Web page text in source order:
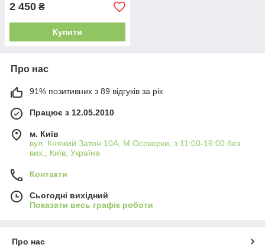
2 450 ₴
Купити
Про нас
91% позитивних з 89 відгуків за рік
Працює з 12.05.2010
м. Київ
вул. Княжий Затон 10А, М Осокорки, з 11:00-16:00 без
вих., Київ, Україна
Контакти
Сьогодні вихідний
Показати весь графік роботи
Про нас